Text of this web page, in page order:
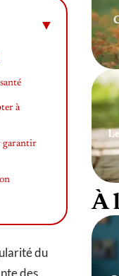
à
garantir
du
des
À